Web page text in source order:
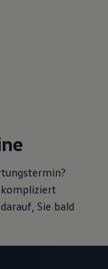
Sie bald